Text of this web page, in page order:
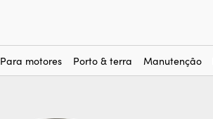
Para motores Porto & terra Manutenção